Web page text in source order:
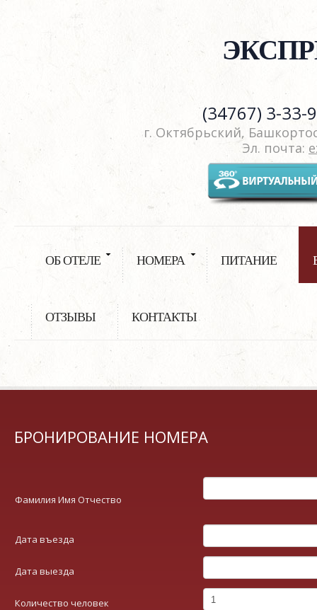
(34767) 3-
г. Октябрьский,
Эл. почта:
ОБ ОТЕЛЕ НОМЕРА ПИТАНИЕ
ОТЗЫВЫ КОНТАКТЫ
БРОНИРОВАНИЕ НОМЕРА
Фамилия Имя Отчество
Дата въезда
Дата выезда
Количество человек